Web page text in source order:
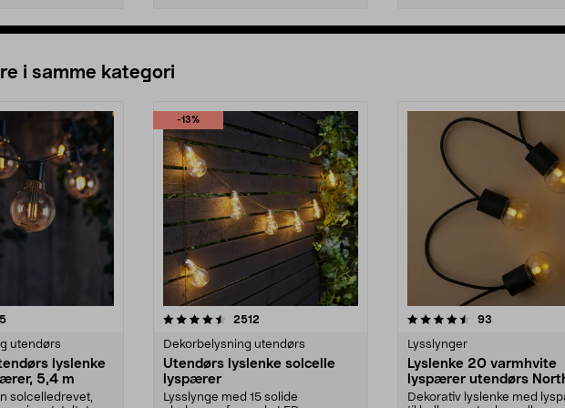
i samme kategori
anmeldelser
utendørs
lyslenke
5,4 m
solcelledrevet,
-13%
5 stjerner 2512
Dekorbelysning utendørs
Utendørs lyslenke solcelle
lyspærer
Lysslynge med 15 solide
4.5 av 5 stjerner 93
Lysslynger
Lyslenke 20 varmhvite
lyspærer utendørs
Dekorativ lyslenke med
4.5 av 5 stjerner